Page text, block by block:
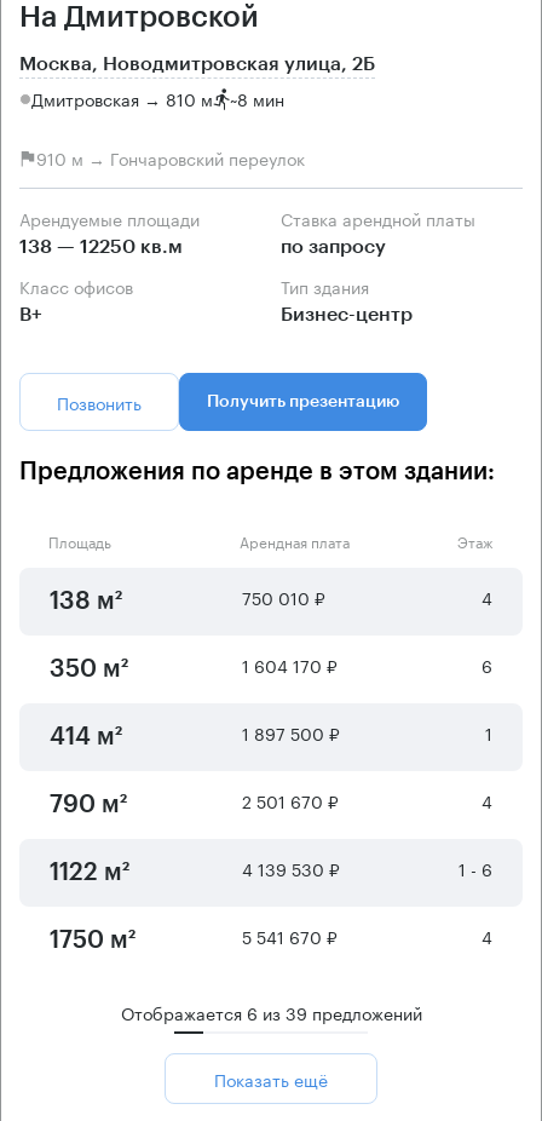
На Дмитровской
Москва, Новодмитровская улица, 2Б
Дмитровская → 810 м ~8 мин
910 м → Гончаровский переулок
Арендуемые площади
138 — 12250 кв.м
Ставка арендной платы
по запросу
Класс офисов
B+
Тип здания
Бизнес-центр
Позвонить Получить презентацию
Предложения по аренде в этом здании:
Площадь Арендная плата Этаж
138 м² 750 010 ₽ 4
350 м² 1 604 170 ₽ 6
414 м² 1 897 500 ₽ 1
790 м² 2 501 670 ₽ 4
1122 м² 4 139 530 ₽ 1 - 6
1750 м² 5 541 670 ₽ 4
Отображается 6 из39 предложений
Показать ещё